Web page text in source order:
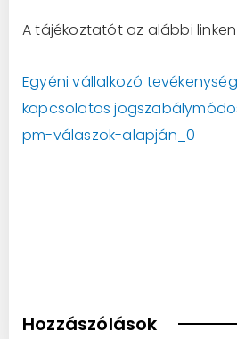
A tájékoztatót az alábbi
Egyéni vállalkozó
kapcsolatos
pm-válaszok-alapján_0
Hozzászólások